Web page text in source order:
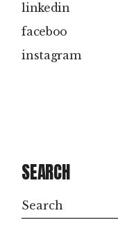
linkedin
faceboo
instagram
SEARCH
Search